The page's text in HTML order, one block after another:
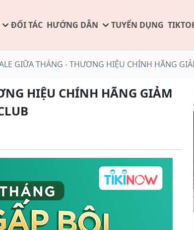
ĐỐI TÁC HƯỚNG DẪN TUYỂN DỤNG
GIỮA THÁNG - THƯƠNG HIỆU CHÍNH HÃNG
HIỆU CHÍNH HÃNG GIẢM